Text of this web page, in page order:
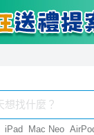
iPad Mac Neo